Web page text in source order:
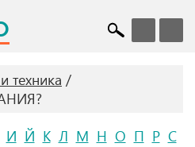
техника
И Й К Л М Н О П Р С